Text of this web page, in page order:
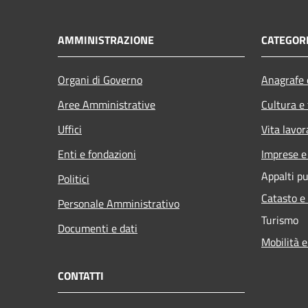
AMMINISTRAZIONE
Organi di Governo
Aree Amministrative
Uffici
Enti e fondazioni
Politici
Personale Amministrativo
Documenti e dati
Cultura
Vita
Imprese
Appalti
Catasto
Turismo
Mobilità
CONTATTI